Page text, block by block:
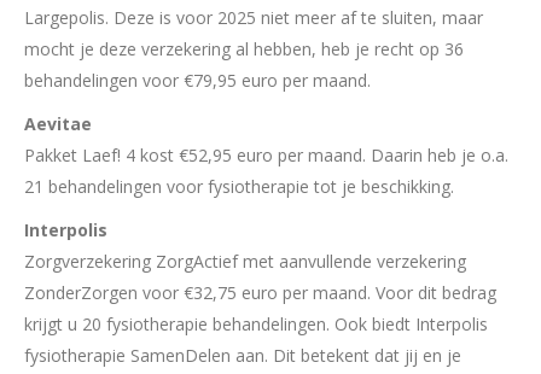
Largepolis. Deze is voor 2025 niet meer af te sluiten, maar
mocht je deze verzekering al hebben, heb je recht op 36
behandelingen voor €79,95 euro per maand.
Aevitae
Pakket Laef! 4 kost €52,95 euro per maand. Daarin heb je o.a.
21 behandelingen voor fysiotherapie tot je beschikking.
Interpolis
Zorgverzekering ZorgActief met aanvullende verzekering
ZonderZorgen voor €32,75 euro per maand. Voor dit bedrag
krijgt u 20 fysiotherapie behandelingen. Ook biedt Interpolis
fysiotherapie SamenDelen aan. Dit betekent dat jij en je